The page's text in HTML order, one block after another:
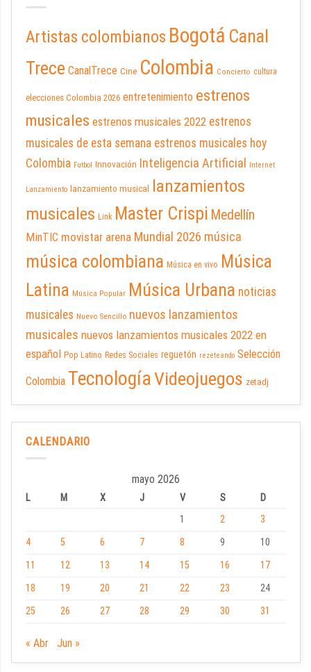
Artistas colombianos Bogotá Canal
Trece CanalTrece Cine Colombia Concierto cultura
elecciones Colombia 2026 entretenimiento estrenos
musicales estrenos musicales 2022 estrenos
musicales de esta semana estrenos musicales hoy
Colombia Futbol Innovación Inteligencia Artificial Internet
Lanzamiento lanzamiento musical
lanzamientos
musicales Link Master Crispi Medellín
MinTIC movistar arena Mundial 2026 música
música colombiana Música en vivo Música
Latina Música Popular Música Urbana noticias
musicales Nuevo Sencillo nuevos lanzamientos
musicales nuevos lanzamientos musicales 2022 en
español Pop Latino Redes Sociales reguetón rezeteando Selección
Colombia TecnologíaVideojuegos zetadj
CALENDARIO
mayo 2026
L M X J V S
D
1
2
3
4
5 6 7 8 9
10
11
12 13 14 15 16
17
18
19 20 21 22 23
24
25
26 27 28 29 30 31
« Abr Jun »